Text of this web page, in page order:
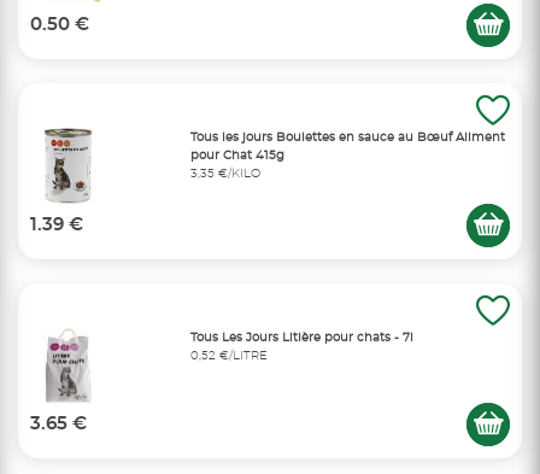
0.50 €
Tous les jours Boulettes en sauce au Bœuf Aliment
pour Chat 415g
3,35 €/KILO
1.39 €
Tous Les Jours Litière pour chats - 7l
0,52 €/LITRE
3.65 €